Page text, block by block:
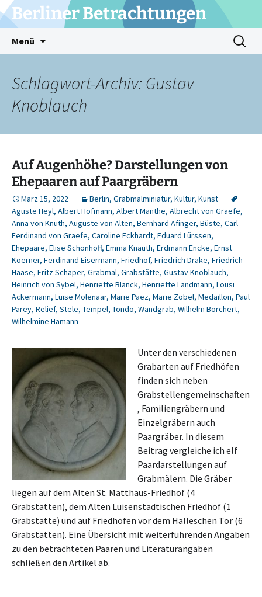
Zum
InhaltBerliner Betrachtungen
Menü
Suchen
nach:
Schlagwort-Archiv: Gustav
Knoblauch
Auf Augenhöhe? Darstellungen von
Ehepaaren auf Paargräbern
März 15, 2022 Berlin, Grabmalminiatur, Kultur, Kunst
Aguste Heyl, Albert Hofmann, Albert Manthe, Albrecht von Graefe,
Anna von Knuth, Auguste von Alten, Bernhard Afinger, Büste, Carl
Ferdinand von Graefe, Caroline Eckhardt, Eduard Lürssen,
Ehepaare, Elise Schönhoff, Emma Knauth, Erdmann Encke, Ernst
Koerner, Ferdinand Eisermann, Friedhof, Friedrich Drake, Friedrich
Haase, Fritz Schaper, Grabmal, Grabstätte, Gustav Knoblauch,
Heinrich von Sybel, Henriette Blanck, Henriette Landmann, Lousi
Ackermann, Luise Molenaar, Marie Paez, Marie Zobel, Medaillon, Paul
Parey, Relief, Stele, Tempel, Tondo, Wandgrab, Wilhelm Borchert,
Wilhelmine Hamann
Unter den verschiedenen
Grabarten auf Friedhöfen
finden sich neben
Grabstellengemeinschaften
, Familiengräbern und
Einzelgräbern auch
Paargräber. In diesem
Beitrag vergleiche ich elf
Paardarstellungen auf
Grabmälern. Die Gräber
liegen auf dem Alten St. Matthäus-Friedhof (4
Grabstätten), dem Alten Luisenstädtischen Friedhof (1
Grabstätte) und auf Friedhöfen vor dem Halleschen Tor (6
Grabstätten). Eine Übersicht mit weiterführenden Angaben
zu den betrachteten Paaren und Literaturangaben
schließen den Artikel ab.